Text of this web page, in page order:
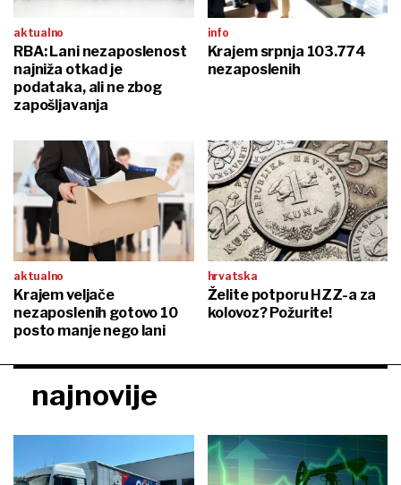
aktualno
RBA: Lani nezaposlenost
najniža otkad je
podataka, ali ne zbog
zapošljavanja
info
Krajem srpnja 103.774
nezaposlenih
aktualno
Krajem veljače
nezaposlenih gotovo 10
posto manje nego lani
hrvatska
Želite potporu HZZ-a za
kolovoz? Požurite!
najnovije